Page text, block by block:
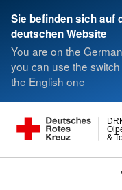
Sie befinden sich auf
deutschen Website
You are on the
you can use the
the English one
&